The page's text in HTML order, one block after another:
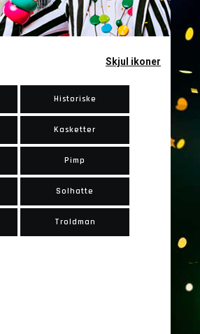
Skjul ikoner
Historiske
Kasketter
Pimp
Solhatte
Troldman